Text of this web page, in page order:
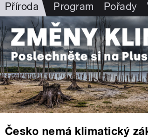
Příroda Program Pořady
Česko nemá klimatický